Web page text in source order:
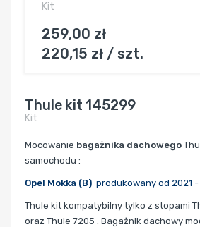
Kit
259,00 zł
220,15 zł / szt.
Thule kit 145299
Kit
Mocowanie bagażnika dachowego
samochodu :
Opel Mokka (B) produkowany od 2021 -
Thule kit kompatybilny tylko z stopami
oraz Thule 7205 . Bagażnik dachowy